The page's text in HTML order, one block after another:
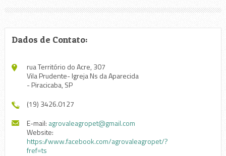
Dados de Contato:
rua Território do Acre, 307
Vila Prudente- Igreja Ns da Aparecida
- Piracicaba, SP
(19) 3426.0127
E-mail: agrovaleagropet@gmail.com
Website:
https://www.facebook.com/agrovaleagropet/?
fref=ts